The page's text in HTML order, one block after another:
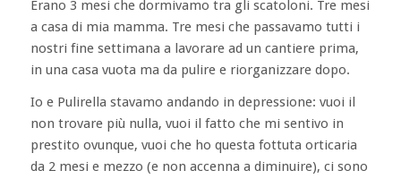
Erano 3 mesi che dormivamo tra gli scatoloni. Tre mesi
a casa di mia mamma. Tre mesi che passavamo tutti i
nostri fine settimana a lavorare ad un cantiere prima,
in una casa vuota ma da pulire e riorganizzare dopo.
Io e Pulirella stavamo andando in depressione: vuoi il
non trovare più nulla, vuoi il fatto che mi sentivo in
prestito ovunque, vuoi che ho questa fottuta orticaria
da 2 mesi e mezzo (e non accenna a diminuire), ci sono